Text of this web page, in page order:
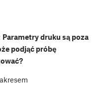
Parametry druku są poza
podjąć próbę